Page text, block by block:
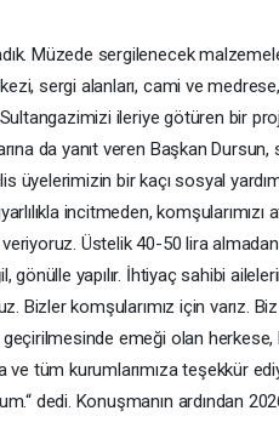
Müzede sergilenecek
sergi alanları, cami ve
ileriye götüren bir
da yanıt veren Başkan Dursun,
üyelerimizin bir kaçı sosyal
incitmeden,
Üstelik 40-50 lira
gönülle yapılır. İhtiyaç sahibi
Bizler komşularımız için varız.
emeği olan herkese,
ve tüm kurumlarımıza teşekkür
dedi. Konuşmanın ardından